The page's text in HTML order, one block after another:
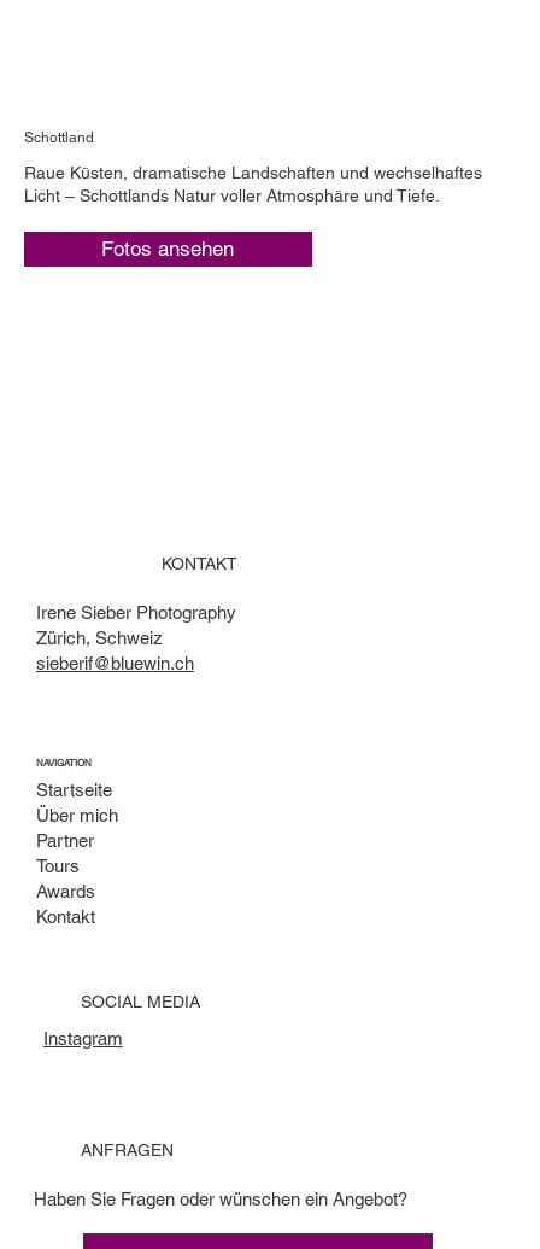
Schottland
Raue Küsten, dramatische Landschaften und wechselhaftes
Licht – Schottlands Natur voller Atmosphäre und Tiefe.
Fotos ansehen
NAVIGATION
Startseite
Über mich
Partner
Tours
Awards
Kontakt
KONTAKT
Irene Sieber Photography
Zürich, Schweiz
sieberif@bluewin.ch
SOCIAL MEDIA
Instagram
ANFRAGEN
Haben Sie Fragen oder wünschen ein Angebot?